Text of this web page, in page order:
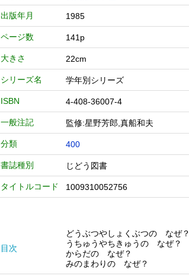
出版年月 1985
ページ数 141p
大きさ 22cm
シリーズ名 学年別シリーズ
ISBN 4-408-36007-4
一般注記 監修:星野芳郎,真船和夫
分類 400
書誌種別 じどう図書
タイトルコード 1009310052756
目次
どうぶつやしょくぶつの なぜ？
うちゅうやちきゅうの なぜ？
からだの なぜ？
みのまわりの なぜ？